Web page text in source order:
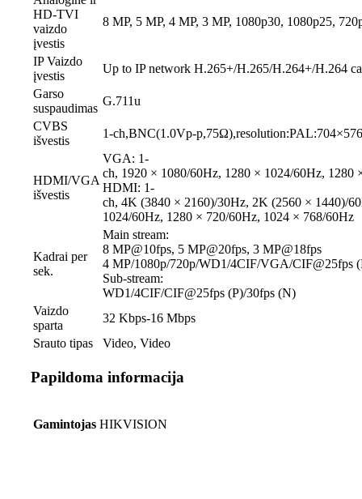
HD-TVI
vaizdo
įvestis
8 MP, 5 MP, 4 MP, 3 MP, 1080p30, 1080p25,
IP Vaizdo
įvestis
Up to IP network H.265+/H.265/H.264+/H.264
Garso
suspaudimas
G.711u
CVBS
išvestis
1-ch,BNC(1.0Vp-
HDMI/VGA
išvestis
VGA: 1-
ch, 1920 × 1080/60Hz, 1280 × 1024/60Hz, 1280
HDMI: 1-
ch, 4K (3840 × 2160)/30Hz, 2K (2560 × 1440)/
1024/60Hz, 1280 × 720/60Hz, 1024 × 768/60Hz
Kadrai per
sek.
Main stream:
8 MP@10fps, 5 MP@20fps, 3 MP@18fps
4 MP/1080p/720p/WD1/4CIF/VGA/CIF@25fps
Sub-stream:
WD1/4CIF/CIF@25fps (P)/30fps (N)
Vaizdo
sparta
32 Kbps-16 Mbps
Srauto tipas
Video, Video
Papildoma informacija
Gamintojas HIKVISION